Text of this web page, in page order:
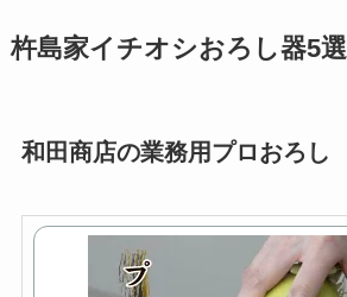
杵島家イチオシおろし器5選
和田商店の業務用プロおろし